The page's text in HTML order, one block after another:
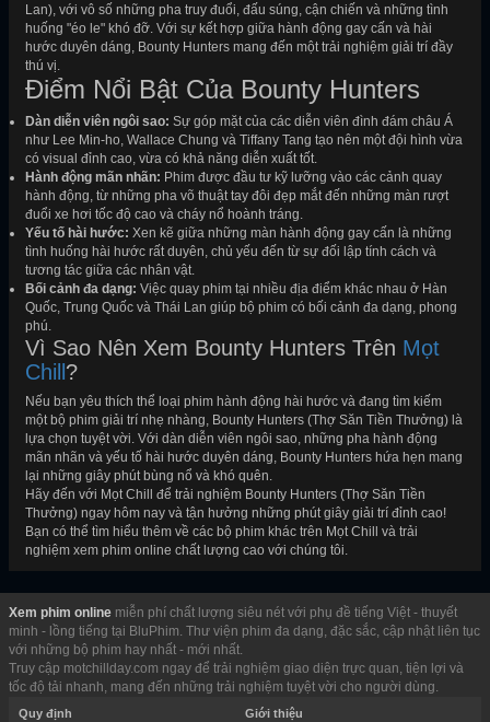
Lan), với vô số những pha truy đuổi, đấu súng, cận chiến và những tình
huống "éo le" khó đỡ. Với sự kết hợp giữa hành động gay cấn và hài
hước duyên dáng, Bounty Hunters mang đến một trải nghiệm giải trí đầy
thú vị.
Điểm Nổi Bật Của Bounty Hunters
Dàn diễn viên ngôi sao: Sự góp mặt của các diễn viên đình đám châu Á
như Lee Min-ho, Wallace Chung và Tiffany Tang tạo nên một đội hình vừa
có visual đỉnh cao, vừa có khả năng diễn xuất tốt.
Hành động mãn nhãn: Phim được đầu tư kỹ lưỡng vào các cảnh quay
hành động, từ những pha võ thuật tay đôi đẹp mắt đến những màn rượt
đuổi xe hơi tốc độ cao và cháy nổ hoành tráng.
Yếu tố hài hước: Xen kẽ giữa những màn hành động gay cấn là những
tình huống hài hước rất duyên, chủ yếu đến từ sự đối lập tính cách và
tương tác giữa các nhân vật.
Bối cảnh đa dạng: Việc quay phim tại nhiều địa điểm khác nhau ở Hàn
Quốc, Trung Quốc và Thái Lan giúp bộ phim có bối cảnh đa dạng, phong
phú.
Vì Sao Nên Xem Bounty Hunters Trên Mọt
Chill ?
Nếu bạn yêu thích thể loại phim hành động hài hước và đang tìm kiếm
một bộ phim giải trí nhẹ nhàng, Bounty Hunters (Thợ Săn Tiền Thưởng) là
lựa chọn tuyệt vời. Với dàn diễn viên ngôi sao, những pha hành động
mãn nhãn và yếu tố hài hước duyên dáng, Bounty Hunters hứa hẹn mang
lại những giây phút bùng nổ và khó quên.
Hãy đến với Mọt Chill để trải nghiệm Bounty Hunters (Thợ Săn Tiền
Thưởng) ngay hôm nay và tận hưởng những phút giây giải trí đỉnh cao!
Bạn có thể tìm hiểu thêm về các bộ phim khác trên Mọt Chill và trải
nghiệm xem phim online chất lượng cao với chúng tôi.
Xem phim online miễn phí chất lượng siêu nét với phụ đề tiếng Việt - thuyết
minh - lồng tiếng tại BluPhim. Thư viện phim đa dạng, đặc sắc, cập nhật liên tục
với những bộ phim hay nhất - mới nhất.
Truy cập motchillday.com ngay để trải nghiệm giao diện trực quan, tiện lợi và
tốc độ tải nhanh, mang đến những trải nghiệm tuyệt vời cho người dùng.
Quy định Giới thiệu